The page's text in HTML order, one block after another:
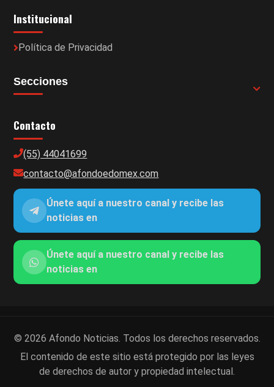
Institucional
Política de Privacidad
Secciones
Contacto
(55) 44041699
contacto@afondoedomex.com
Únete aquí a nuestro canal y recibe las
noticias en
Únete aquí a nuestro canal y recibe las
noticias en
© 2026 Afondo Noticias. Todos los derechos reservados.
El contenido de este sitio está protegido por las leyes
de derechos de autor y propiedad intelectual.